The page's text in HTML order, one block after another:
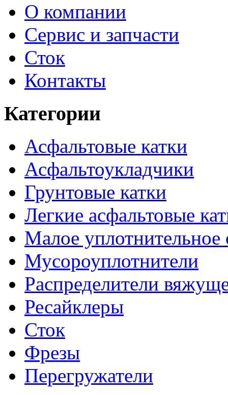
О компании
Сервис и запчасти
Сток
Контакты
Категории
Асфальтовые катки
Асфальтоукладчики
Грунтовые катки
Легкие асфальтовые
Малое уплотнительное
Мусороуплотнители
Распределители
Ресайклеры
Сток
Фрезы
Перегружатели